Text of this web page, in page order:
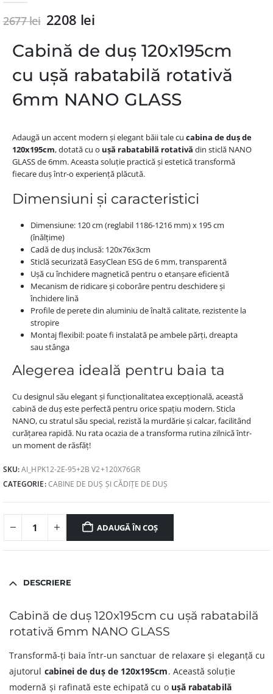
2677lei 2208 lei
Cabină de duș 120x195cm
cu ușă rabatabilă rotativă
6mm NANO GLASS
Adaugă un accent modern și elegant băii tale cu cabina de duș de
120x195cm, dotată cu o ușă rabatabilă rotativă din sticlă NANO
GLASS de 6mm. Aceasta soluție practică și estetică transformă
fiecare duș într-o experiență plăcută.
Dimensiuni și caracteristici
Dimensiune: 120 cm (reglabil 1186-1216 mm) x 195 cm
(înălțime)
Cadă de duș inclusă: 120x76x3cm
Sticlă securizată EasyClean ESG de 6 mm, transparentă
Ușă cu închidere magnetică pentru o etanșare eficientă
Mecanism de ridicare și coborâre pentru deschidere și
închidere lină
Profile de perete din aluminiu de înaltă calitate, rezistente la
stropire
Montaj flexibil: poate fi instalată pe ambele părți, dreapta
sau stânga
Alegerea ideală pentru baia ta
Cu designul său elegant și funcționalitatea excepțională, această
cabină de duș este perfectă pentru orice spațiu modern. Sticla
NANO, cu stratul său special, rezistă la murdărie și calcar, facilitând
curățarea rapidă. Nu rata ocazia de a transforma rutina zilnică într-
un moment de răsfăț!
SKU:AI_HPK12-2E-95+2B V2+120X76GR
CATEGORIE:CABINE DE DUȘ ȘI CĂDIȚE DE DUȘ
ADAUGĂ ÎN COȘ
DESCRIERE
Cabină de duș 120x195cm cu ușă rabatabilă
rotativă 6mm NANO GLASS
Transformă-ți baia într-un sanctuar de relaxare și eleganță cu
ajutorul cabinei de duș de 120x195cm. Această soluție
modernă și rafinată este echipată cu o ușă rabatabilă